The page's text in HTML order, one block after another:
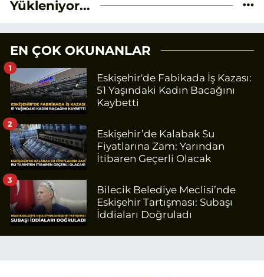
Yükleniyor...
EN ÇOK OKUNANLAR
Eskişehir'de Fabikada İş Kazası:
51 Yaşındaki Kadın Bacağını
Kaybetti
1
Eskişehir’de Kalabak Su
Fiyatlarına Zam: Yarından
İtibaren Geçerli Olacak
2
Bilecik Belediye Meclisi’nde
Eskişehir Tartışması: Subaşı
İddiaları Doğruladı
3